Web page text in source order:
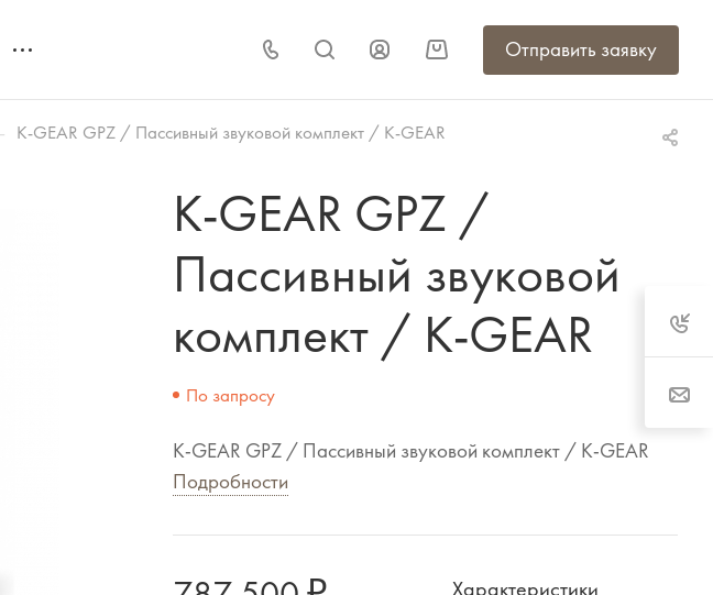
Отправить заявку
K-GEAR GPZ / Пассивный звуковой комплект / K-GEAR
K-GEAR GPZ /
Пассивный звуковой
комплект / K-GEAR
По запросу
K-GEAR GPZ / Пассивный звуковой комплект / K-GEAR
Подробности
Характеристики